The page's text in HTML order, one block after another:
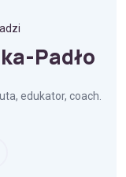
Padło
edukator, coach.